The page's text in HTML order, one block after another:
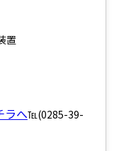
置
ラへ℡(0285-39-